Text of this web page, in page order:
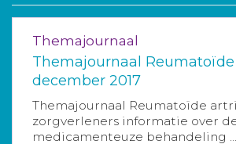
Themajournaal
Themajournaal
december 2017
Themajournaal Reumatoïde
zorgverleners informatie over
medicamenteuze behandeling ...